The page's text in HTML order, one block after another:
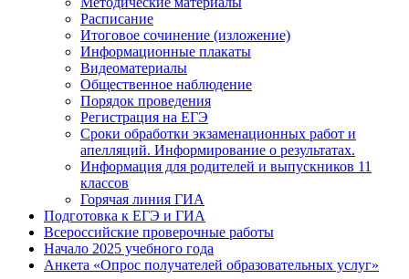
Расписание
Итоговое сочинение (изложение)
Информационные плакаты
Видеоматериалы
Общественное наблюдение
Порядок проведения
Регистрация на ЕГЭ
Сроки обработки экзаменационных работ и
апелляций. Информирование о результатах.
Информация для родителей и выпускников 11
классов
Горячая линия ГИА
Подготовка к ЕГЭ и ГИА
Всероссийские проверочные работы
Начало 2025 учебного года
Анкета «Опрос получателей образовательных услуг»